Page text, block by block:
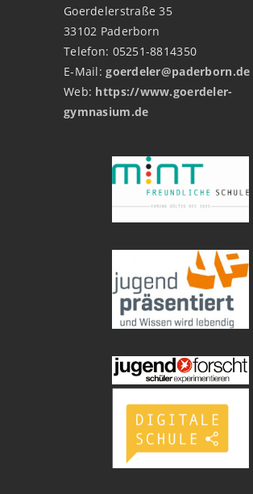
Goerdelerstraße 35
33102 Paderborn
Telefon: 05251-8814350
E-Mail:goerdeler@paderborn.de
Web: https://www.goerdeler-
gymnasium.de